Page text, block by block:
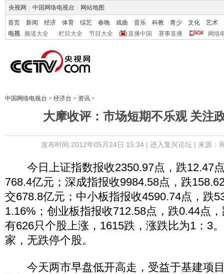
央视网 中国网络电视台 网站地图
首页 新闻 经济 体育 综艺 春晚 戏曲 音乐 科教 青少 文化
艺术
电视
频道大全 栏目大全 节目大全 直播中国 赛事直播 网络
中国网络电视台 > 经济台 > 资讯 >
大摩收评：市场短期不乐观 关注
发布时间:2012年05月24日 15:34 | 进入复兴论坛| 来源：
今日上证指数报收2350.97点，跌12.47
768.4亿元；深成指报收9984.58点，跌
交678.8亿元；中小板指报收4590.74点，跌
1.16%；创业板指报收712.58点，跌0.44点
有626只个股上涨，1615跌，涨跌比为1：3
家，无跌停个股。
今天两市早盘低开高走，受益于基建项